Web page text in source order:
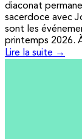
diaconat
sacerdoce avec
sont les
printemps 2026.
Lire la suite →